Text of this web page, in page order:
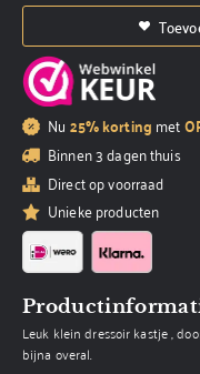
Nu 25% korting met
Binnen 3 dagen thuis
Direct op voorraad
Unieke producten
Leuk klein dressoir kastje ,
bijna overal.